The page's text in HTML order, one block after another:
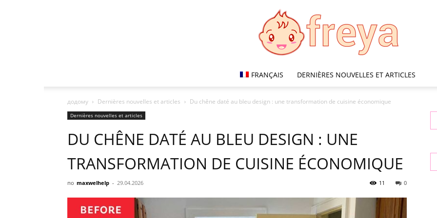
FRANÇAIS DERNIÈRES NOUVELLES ET ARTICLES
додому Dernières nouvelles et articles Du chêne daté au bleu design : une transformation de cuisine économique
Dernières nouvelles et articles
DU CHÊNE DATÉ AU BLEU DESIGN : UNE
TRANSFORMATION DE CUISINE ÉCONOMIQUE
по maxwelhelp - 29.04.2026 0
11